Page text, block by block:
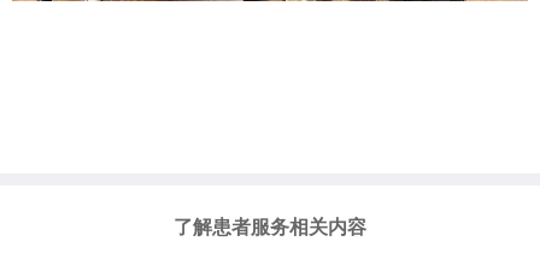
了解患者服务相关内容